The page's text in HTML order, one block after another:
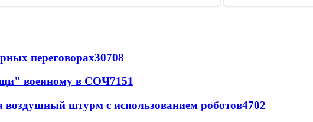
переговорах30708
военному в СОЧ7151
воздушный штурм с использованием роботов4702